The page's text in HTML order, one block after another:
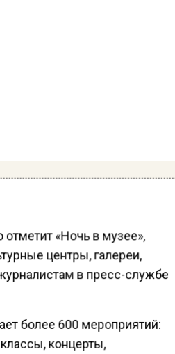
«Ночь в музее»,
центры, галереи,
в пресс-службе
более 600 мероприятий:
концерты,